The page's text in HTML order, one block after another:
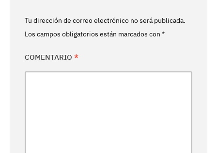
Tu dirección de correo electrónico no será publicada.
Los campos obligatorios están marcados con *
COMENTARIO *